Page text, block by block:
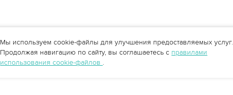
Мы используем cookie-файлы для улучшения предоставляемых услуг.
Продолжая навигацию по сайту, вы соглашаетесь с правилами
использования cookie-файлов .